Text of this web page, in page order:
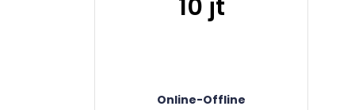
10 jt
Online-Offline